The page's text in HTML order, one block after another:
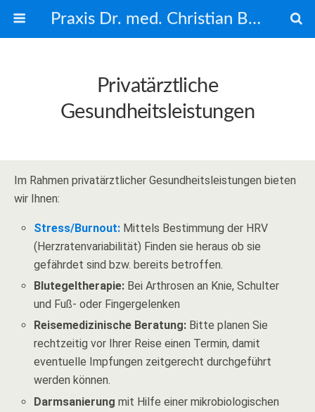
Praxis Dr. med. Christian Beck
Privatärztliche
Gesundheitsleistungen
Im Rahmen privatärztlicher Gesundheitsleistungen bieten
wir Ihnen:
Stress/Burnout: Mittels Bestimmung der HRV
(Herzratenvariabilität) Finden sie heraus ob sie
gefährdet sind bzw. bereits betroffen.
Blutegeltherapie: Bei Arthrosen an Knie, Schulter
und Fuß- oder Fingergelenken
Reisemedizinische Beratung: Bitte planen Sie
rechtzeitig vor Ihrer Reise einen Termin, damit
eventuelle Impfungen zeitgerecht durchgeführt
werden können.
Darmsanierung mit Hilfe einer mikrobiologischen